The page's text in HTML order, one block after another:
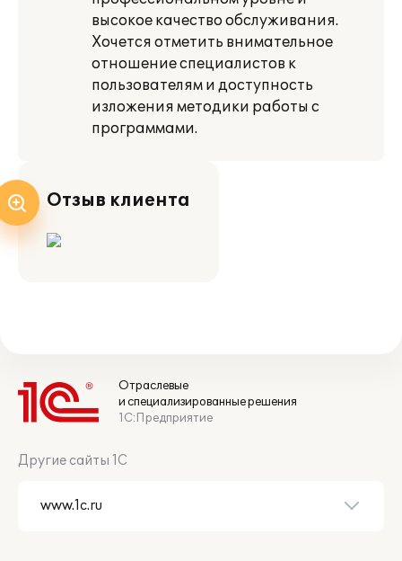
высокое качество обслуживания.
Хочется отметить внимательное
отношение специалистов к
пользователям и доступность
изложения методики работы с
программами.
Отзыв клиента
Отраслевые
и специализированные решения
1С:Предприятие
Другие сайты 1С